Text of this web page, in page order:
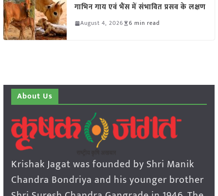
गाभिन गाय एवं भैंस में संभावित प्रसव के लक्षण
August 4, 2026 6 min read
About Us
Krishak Jagat was founded by Shri Manik
Chandra Bondriya and his younger brother